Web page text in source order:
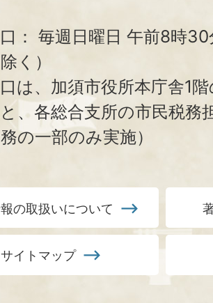
： 毎週日曜日 午前8時
く）
は、加須市役所本庁舎1
、 各総合支所の市民税務
の一部のみ実施）
の取扱いについて
サイトマップ